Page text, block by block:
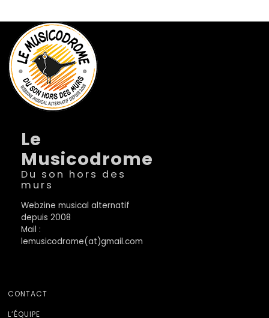
Le
Musicodrome
Du son hors des
murs
Webzine musical alternatif
depuis 2008
Mail :
lemusicodrome(at)gmail.com
CONTACT
L’ÉQUIPE